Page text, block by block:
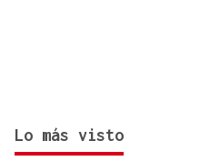
Lo más visto